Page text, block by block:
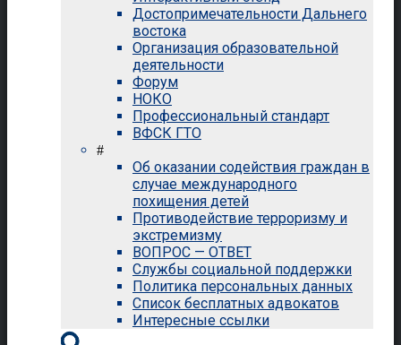
Достопримечательности Дальнего
востока
Организация образовательной
деятельности
Форум
НОКО
Профессиональный стандарт
ВФСК ГТО
#
Об оказании содействия граждан в
случае международного
похищения детей
Противодействие терроризму и
экстремизму
ВОПРОС — ОТВЕТ
Службы социальной поддержки
Политика персональных данных
Список бесплатных адвокатов
Интересные ссылки